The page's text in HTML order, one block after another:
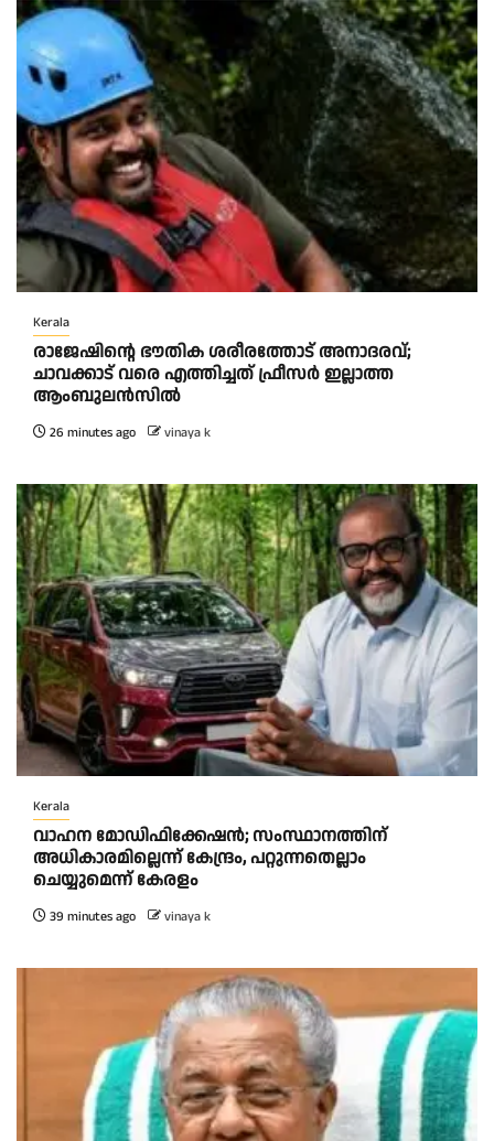
Kerala
രാജേഷിന്റെ ഭൗതിക ശരീരത്തോട് അനാദരവ്;
ചാവക്കാട് വരെ എത്തിച്ചത് ഫ്രീസര്‍ ഇല്ലാത്ത
ആംബുലന്‍സില്‍
26 minutes ago vinaya k
Kerala
വാഹന മോഡിഫിക്കേഷൻ; സംസ്ഥാനത്തിന്
അധികാരമില്ലെന്ന് കേന്ദ്രം, പറ്റുന്നതെല്ലാം
ചെയ്യുമെന്ന് കേരളം
39 minutes ago vinaya k